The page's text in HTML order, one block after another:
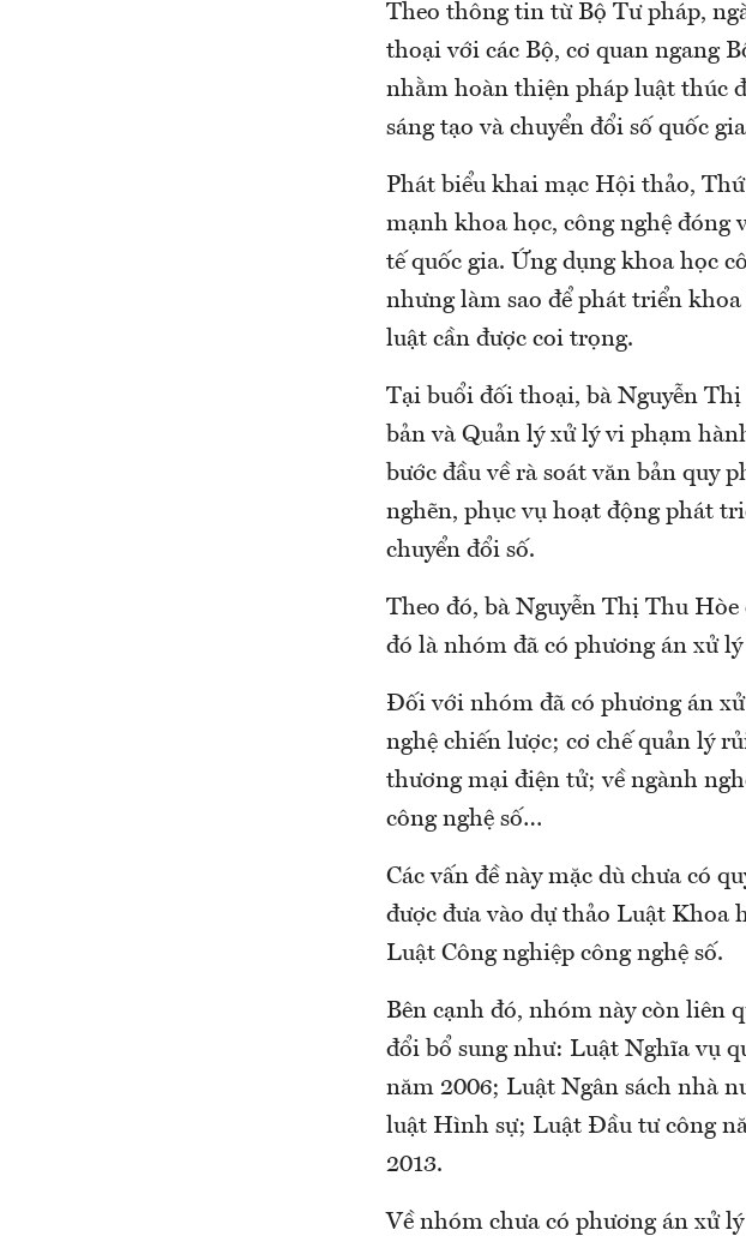
Theo thông tin từ Bộ Tư pháp,
thoại với các Bộ, cơ quan ngang
nhằm hoàn thiện pháp luật thúc
sáng tạo và chuyển đổi số quốc
Phát biểu khai mạc Hội thảo,
mạnh khoa học, công nghệ
tế quốc gia. Ứng dụng khoa học
nhưng làm sao để phát triển
luật cần được coi trọng.
Tại buổi đối thoại, bà Nguyễn
bản và Quản lý xử lý vi phạm
bước đầu về rà soát văn bản quy
nghẽn, phục vụ hoạt động phát
chuyển đổi số.
Theo đó, bà Nguyễn Thị Thu
đó là nhóm đã có phương án xử
Đối với nhóm đã có phương án
nghệ chiến lược; cơ chế quản lý
thương mại điện tử; về ngành
công nghệ số…
Các vấn đề này mặc dù chưa có
được đưa vào dự thảo Luật Khoa
Luật Công nghiệp công nghệ số.
Bên cạnh đó, nhóm này còn liên
đổi bổ sung như: Luật Nghĩa vụ
năm 2006; Luật Ngân sách nhà
luật Hình sự; Luật Đầu tư công
2013.
Về nhóm chưa có phương án xử